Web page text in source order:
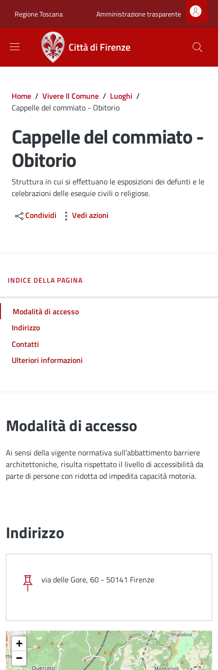
Regione Toscana Zona superiore
Amministrazione trasparente
Città di Firenze
Briciole di pane
Home / Vivere Il Comune / Luoghi /
Cappelle del commiato - Obitorio
Cappelle del commiato -
Obitorio
Dettagli
Struttura in cui si effettuano le esposizioni dei defunti e le
celebrazioni delle esequie civili o religiose.
Condividi
Vedi azioni
INDICE DELLA PAGINA
Modalità di accesso
Indirizzo
Contatti
Ulteriori informazioni
Modalità di accesso
Ai sensi della vigente normativa sull’abbattimento barriere
architettoniche, risulta rispettato il livello di accessibilità da
parte di persone con ridotta od impedita capacità motoria.
Indirizzo
via delle Gore, 60 - 50141 Firenze
+
−